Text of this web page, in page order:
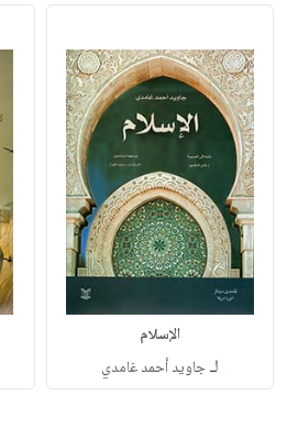
الإسلام
لـجاويد أحمد غامدي